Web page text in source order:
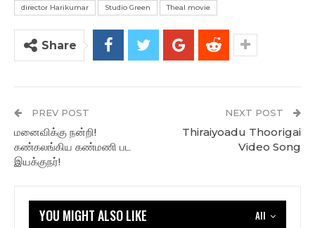
director Harikumar
Studio Green Theal movie
Share
PREV POST
மனைவிக்கு நன்றி!
கண்கலங்கிய கண்மணி பட
இயக்குநர்!
NEXT POST
Thiraiyoadu Thoorigai
Video Song
All
YOU MIGHT ALSO LIKE